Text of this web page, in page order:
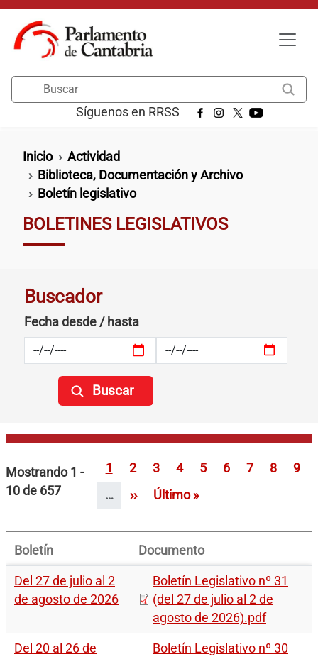
Pasar al contenido principal
Síguenos en RRSS
Ruta de navegación
Inicio
Actividad
Biblioteca, Documentación y Archivo
Boletín legislativo
BOLETINES LEGISLATIVOS
Buscador
Fecha desde / hasta
Mostrando 1 -
10 de 657
Página
1 Página
2 Página
3 Página
4 Página
5 Página
6 Página
7 Página
8
9
…
Siguiente página
›› Última página
Último »
Boletín Documento
Del 27 de julio al 2
de agosto de 2026
Boletín Legislativo nº 31
(del 27 de julio al 2 de
agosto de 2026).pdf
Del 20 al 26 de
Boletín Legislativo nº 30